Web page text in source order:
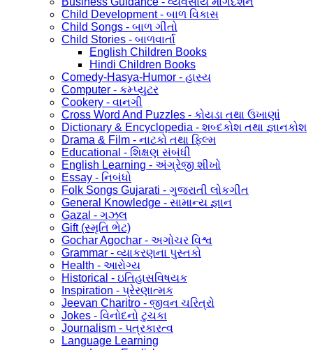
Child Development - બાળ વિકાસ
Child Songs - બાળ ગીતો
Child Stories - બાળવાર્તા
English Children Books
Hindi Children Books
Comedy-Hasya-Humor - હાસ્ય
Computer - કમ્પ્યુટર
Cookery - વાનગી
Cross Word And Puzzles - કોયડા તથા ઉખાણાં
Dictionary & Encyclopedia - શબ્દકોશ તથા જ્ઞાનકોશ
Drama & Film - નાટકો તથા ફિલ્મ
Educational - શિક્ષણ સંબંધી
English Learning - અંગ્રેજી શીખો
Essay - નિબંધો
Folk Songs Gujarati - ગુજરાતી લોકગીત
General Knowledge - સામાન્ય જ્ઞાન
Gazal - ગઝલ
Gift (સ્મૃતિ ભેટ)
Gochar Agochar - અગોચર વિશ્વ
Grammar - વ્યાકરણના પુસ્તકો
Health - આરોગ્ય
Historical - ઇતિહાસવિષયક
Inspiration - પ્રેરણાત્મક
Jeevan Charitro - જીવન ચરિત્રો
Jokes - વિનોદનો ટુચકા
Journalism - પત્રકારત્વ
Language Learning